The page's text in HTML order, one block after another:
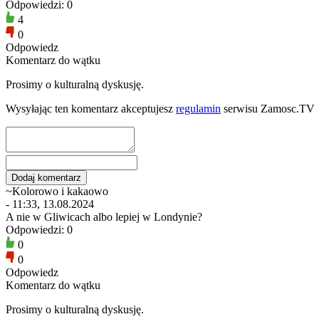
Odpowiedzi: 0
4
0
Odpowiedz
Komentarz do wątku
Prosimy o kulturalną dyskusję.
Wysyłając ten komentarz akceptujesz regulamin serwisu Zamosc.TV
~Kolorowo i kakaowo
- 11:33, 13.08.2024
A nie w Gliwicach albo lepiej w Londynie?
Odpowiedzi: 0
0
0
Odpowiedz
Komentarz do wątku
Prosimy o kulturalną dyskusję.